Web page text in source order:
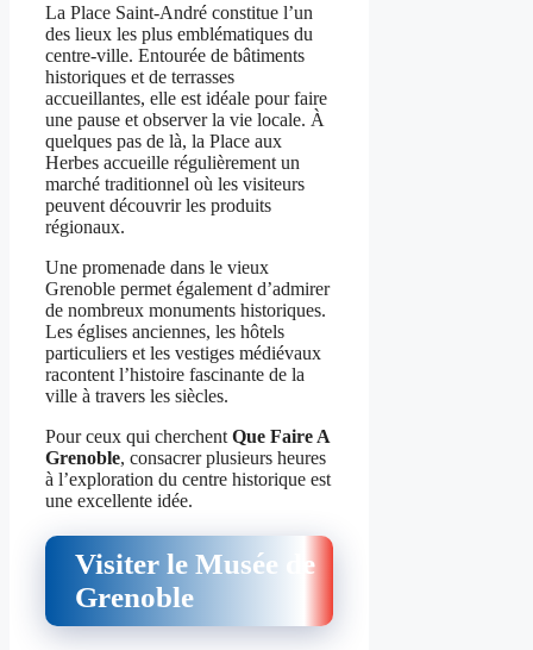
La Place Saint-André constitue l’un
des lieux les plus emblématiques du
centre-ville. Entourée de bâtiments
historiques et de terrasses
accueillantes, elle est idéale pour faire
une pause et observer la vie locale. À
quelques pas de là, la Place aux
Herbes accueille régulièrement un
marché traditionnel où les visiteurs
peuvent découvrir les produits
régionaux.
Une promenade dans le vieux
Grenoble permet également d’admirer
de nombreux monuments historiques.
Les églises anciennes, les hôtels
particuliers et les vestiges médiévaux
racontent l’histoire fascinante de la
ville à travers les siècles.
Pour ceux qui cherchent Que Faire A
Grenoble, consacrer plusieurs heures
à l’exploration du centre historique est
une excellente idée.
Visiter le Musée de
Grenoble